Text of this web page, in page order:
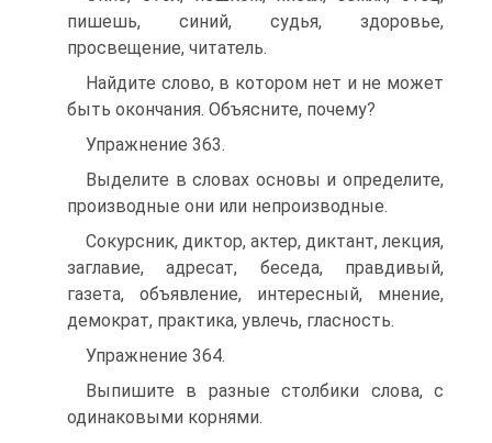
пишешь, синий, судья, здоровье,
просвещение, читатель.
Найдите слово, в котором нет и не может
быть окончания. Объясните, почему?
Упражнение 363.
Выделите в словах основы и определите,
производные они или непроизводные.
Сокурсник, диктор, актер, диктант, лекция,
заглавие, адресат, беседа, правдивый,
газета, объявление, интересный, мнение,
демократ, практика, увлечь, гласность.
Упражнение 364.
Выпишите в разные столбики слова, с
одинаковыми корнями.